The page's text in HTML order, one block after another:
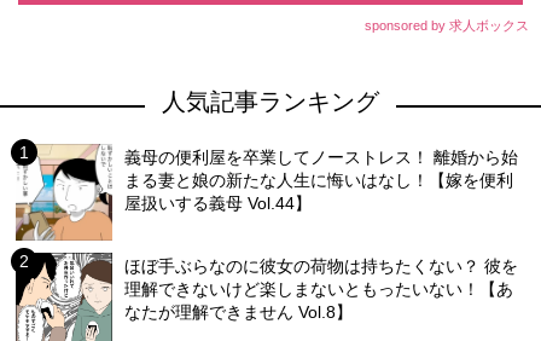
sponsored by 求人ボックス
人気記事ランキング
義母の便利屋を卒業してノーストレス！ 離婚から始
まる妻と娘の新たな人生に悔いはなし！【嫁を便利
屋扱いする義母 Vol.44】
ほぼ手ぶらなのに彼女の荷物は持ちたくない？ 彼を
理解できないけど楽しまないともったいない！【あ
なたが理解できません Vol.8】